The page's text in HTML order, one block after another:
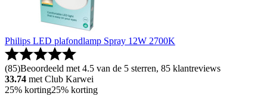
Philips LED plafondlamp Spray 12W 2700K
(85)Beoordeeld met 4.5 van de 5 sterren, 85 klantreviews
33.74 met Club Karwei
25% korting25% korting